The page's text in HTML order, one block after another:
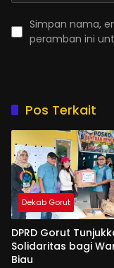
Simpan nama,
peramban ini
Pos Terkait
Dekab Gorut
DPRD Gorut
Solidaritas bagi
Biau